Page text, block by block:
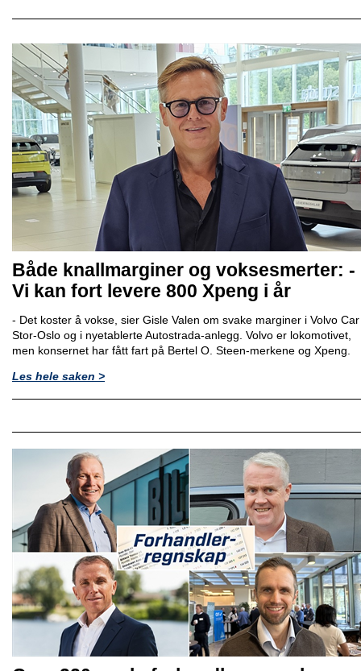
Både knallmarginer og voksesmerter: -
Vi kan fort levere 800 Xpeng i år
- Det koster å vokse, sier Gisle Valen om svake marginer i Volvo Car
Stor-Oslo og i nyetablerte Autostrada-anlegg. Volvo er lokomotivet,
men konsernet har fått fart på Bertel O. Steen-merkene og Xpeng.
Les hele saken >